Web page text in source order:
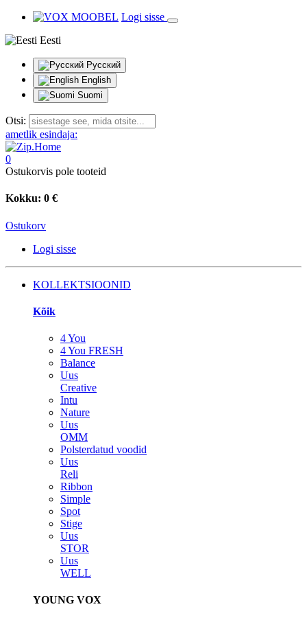
Logi sisse
Eesti
Русский
English
Suomi
Otsi:
ametlik esindaja:
0
Ostukorvis pole tooteid
Kokku: 0 €
Ostukorv
Logi sisse
KOLLEKTSIOONID
Kõik
4 You
4 You FRESH
Balance
Uus
Creative
Intu
Nature
Uus
OMM
Polsterdatud voodid
Uus
Reli
Ribbon
Simple
Spot
Stige
Uus
STOR
Uus
WELL
YOUNG VOX